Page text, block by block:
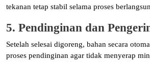
tekanan tetap stabil selama proses
5. Pendinginan dan
Setelah selesai digoreng, bahan secara
proses pendinginan agar tidak menyerap